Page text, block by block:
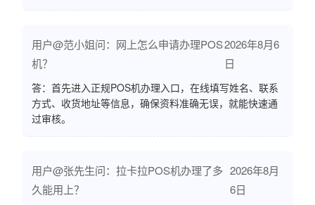
用户@范小姐问：网上怎么申请办理POS
机？
2026年8月6
日
答：首先进入正规POS机办理入口，在线填写姓名、联系
方式、收货地址等信息，确保资料准确无误，就能快速通
过审核。
用户@张先生问：拉卡拉POS机办理了多
久能用上？
2026年8月
6日